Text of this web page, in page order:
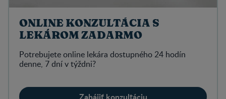
ONLINE KONZULTÁCIA S
LEKÁROM ZADARMO
Potrebujete online lekára dostupného 24 hodín
denne, 7 dní v týždni?
Zahájiť konzultáciu